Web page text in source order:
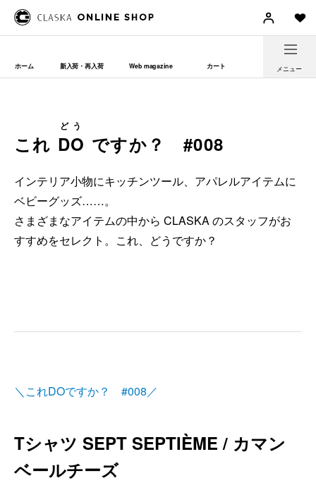
ホーム 新入荷・再入荷 Web magazine カート メニュー
これ DO
どう
ですか？ #008
インテリア小物にキッチンツール、アパレルアイテムに
ベビーグッズ……。
さまざまなアイテムの中から CLASKA のスタッフがお
すすめをセレクト。これ、どうですか？
＼これDOですか？ #008／
Tシャツ SEPT SEPTIÈME / カマン
ベールチーズ